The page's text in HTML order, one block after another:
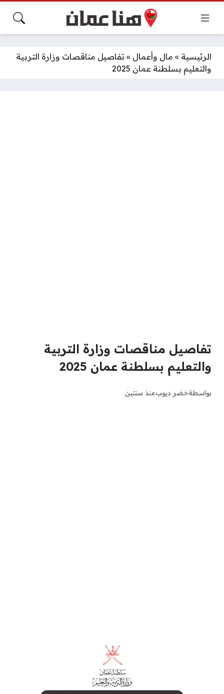
الرئيسية » مال وأعمال » تفاصيل مناقصات وزارة التربية
والتعليم بسلطنة عمان 2025
تفاصيل مناقصات وزارة التربية
والتعليم بسلطنة عمان 2025
بواسطةخضر ديوبمنذ سنتين